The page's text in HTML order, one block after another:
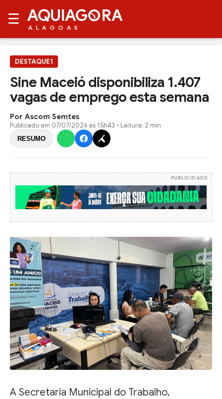
☰ AQUIAG RA
ALAGOAS
DESTAQUE1
Sine Maceió disponibiliza 1.407
vagas de emprego esta semana
Por Ascom Semtes
Publicado em 07/07/2026 às 15h43 • Leitura: 2 min
RESUMO
PUBLICIDADE
A Secretaria Municipal do Trabalho,